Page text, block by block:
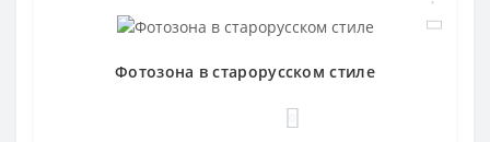
Фотозона в старорусском стиле